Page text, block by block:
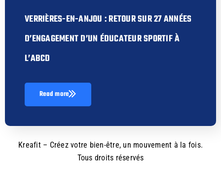
VERRIÈRES-EN-ANJOU : RETOUR SUR 27 ANNÉES
D’ENGAGEMENT D’UN ÉDUCATEUR SPORTIF À
L’ABCD
Read more
Kreafit – Créez votre bien-être, un mouvement à la fois.
Tous droits réservés